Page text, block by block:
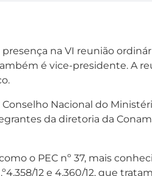
na VI reunião
é vice-presidente. A
Nacional do
da diretoria da
o PEC nº 37, mais
12 e 4.360/12, que